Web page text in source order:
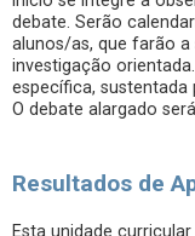
debate. Serão
alunos/as, que farão a
investigação
específica,
O debate alargado
Resultados de
Esta unidade